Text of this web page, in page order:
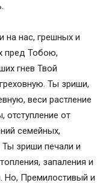
на нас, грешных и
пред Тобою,
гнев Твой
Ты зриши,
веси растление
отступление от
семейных,
зриши печали и
запаления и
Премилостивый и